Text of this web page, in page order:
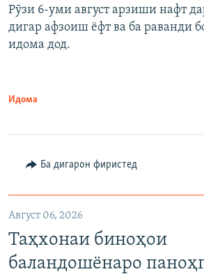
Рӯзи 6-уми август арзиши нафт
дигар афзоиш ёфт ва ба раванди
идома дод.
Идома
Ба дигарон фиристед
Август 06, 2026
Таҳхонаи биноҳои
баландошёнаро